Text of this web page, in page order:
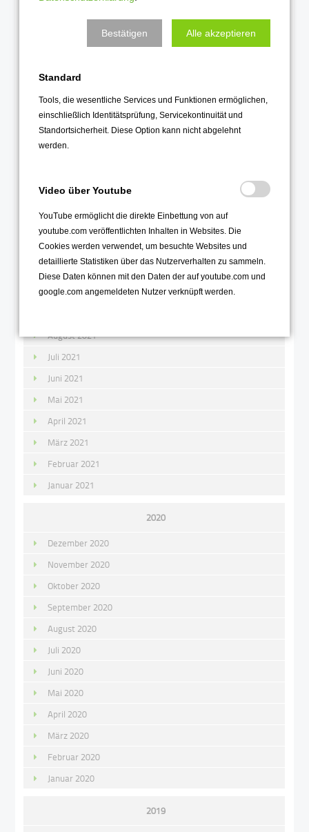
September 2022
Juni 2022
Mai 2022
April 2022
März 2022
Januar 2022
Dezember 2021
November 2021
Oktober 2021
August 2021
Juli 2021
Juni 2021
Mai 2021
April 2021
März 2021
Februar 2021
Januar 2021
2020
Dezember 2020
November 2020
Oktober 2020
September 2020
August 2020
Juli 2020
Juni 2020
Mai 2020
April 2020
März 2020
Februar 2020
Januar 2020
2019
Bestätigen Alle akzeptieren
Standard
Tools, die wesentliche Services und Funktionen ermöglichen,
einschließlich Identitätsprüfung, Servicekontinuität und
Standortsicherheit. Diese Option kann nicht abgelehnt
werden.
Video über Youtube
YouTube ermöglicht die direkte Einbettung von auf
youtube.com veröffentlichten Inhalten in Websites. Die
Cookies werden verwendet, um besuchte Websites und
detaillierte Statistiken über das Nutzerverhalten zu sammeln.
Diese Daten können mit den Daten der auf youtube.com und
google.com angemeldeten Nutzer verknüpft werden.